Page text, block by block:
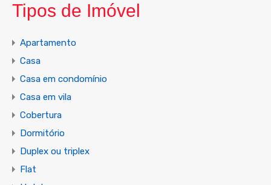
Tipos de Imóvel
Apartamento
Casa
Casa em condomínio
Casa em vila
Cobertura
Dormitório
Duplex ou triplex
Flat